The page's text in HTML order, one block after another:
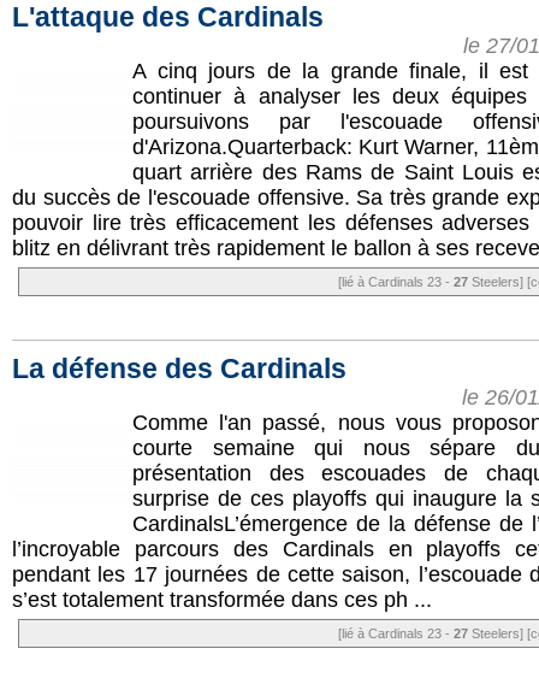
L'attaque des Cardinals
le 27/
A cinq jours de la grande finale, il est
continuer à analyser les deux équipes
poursuivons par l'escouade
d'Arizona.Quarterback: Kurt Warner,
quart arrière des Rams de Saint Louis
du succès de l'escouade offensive. Sa très grande
pouvoir lire très efficacement les défenses
blitz en délivrant très rapidement le ballon à ses
[lié à Cardinals 23 - 27 Steelers]
La défense des Cardinals
le 26/
Comme l'an passé, nous vous
courte semaine qui nous sépare
présentation des escouades de
surprise de ces playoffs qui inaugure la
CardinalsL’émergence de la défense de
l’incroyable parcours des Cardinals en playoffs
pendant les 17 journées de cette saison, l’escouade
s’est totalement transformée dans ces ph ...
[lié à Cardinals 23 - 27 Steelers]